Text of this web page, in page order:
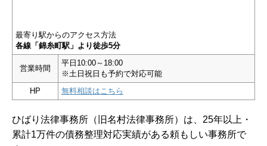
最寄り駅からのアクセス方法
各線「錦糸町駅」より徒歩5分
営業時間
平日10:00～18:00
※土日祝日も予約で対応可能
HP
無料相談はこちら
ひばり法律事務所（旧名村法律事務所）は、25年以上・
累計1万件の債務整理対応実績がある頼もしい事務所で